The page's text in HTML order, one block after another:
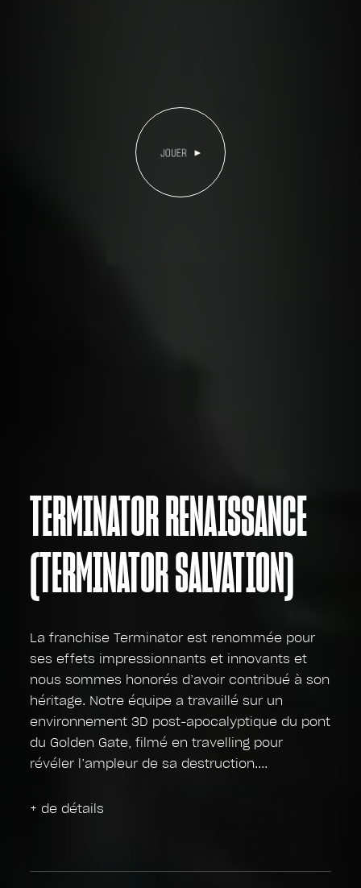
TERMINATOR RENAISSANCE
(TERMINATOR SALVATION)
La franchise Terminator est renommée pour
ses effets impressionnants et innovants et
nous sommes honorés d’avoir contribué à son
héritage. Notre équipe a travaillé sur un
environnement 3D post-apocalyptique du pont
du Golden Gate, filmé en travelling pour
révéler l’ampleur de sa destruction.
+ de détails